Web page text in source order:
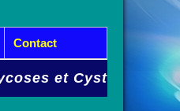
Contact
à répétition